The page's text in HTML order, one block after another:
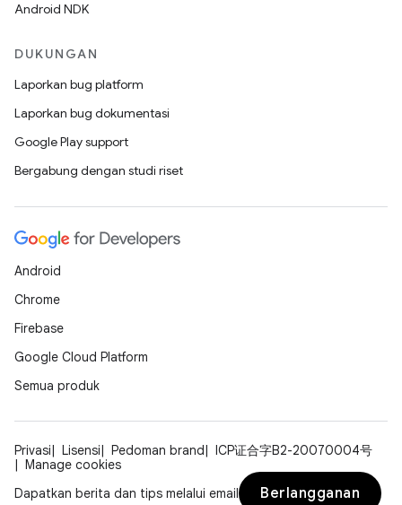
Android NDK
DUKUNGAN
Laporkan bug platform
Laporkan bug dokumentasi
Google Play support
Bergabung dengan studi riset
Android
Chrome
Firebase
Google Cloud Platform
Semua produk
Privasi Lisensi Pedoman brand
ICP证合字B2-20070004号
Manage cookies
Dapatkan berita dan tips melalui email
Berlangganan